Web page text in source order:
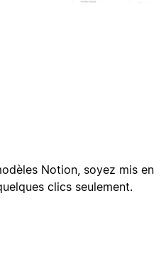
Notion, soyez mis en
clics seulement.